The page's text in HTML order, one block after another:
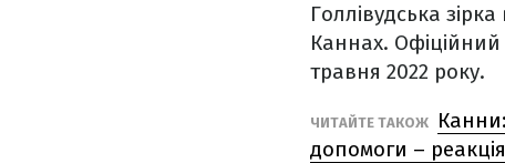
Голлівудська
Каннах. Офіційний
травня 2022 року.
ЧИТАЙТЕ ТАКОЖ
допомоги –